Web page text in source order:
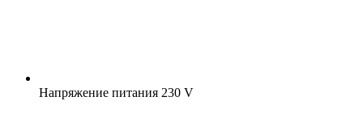
Напряжение питания 230 V